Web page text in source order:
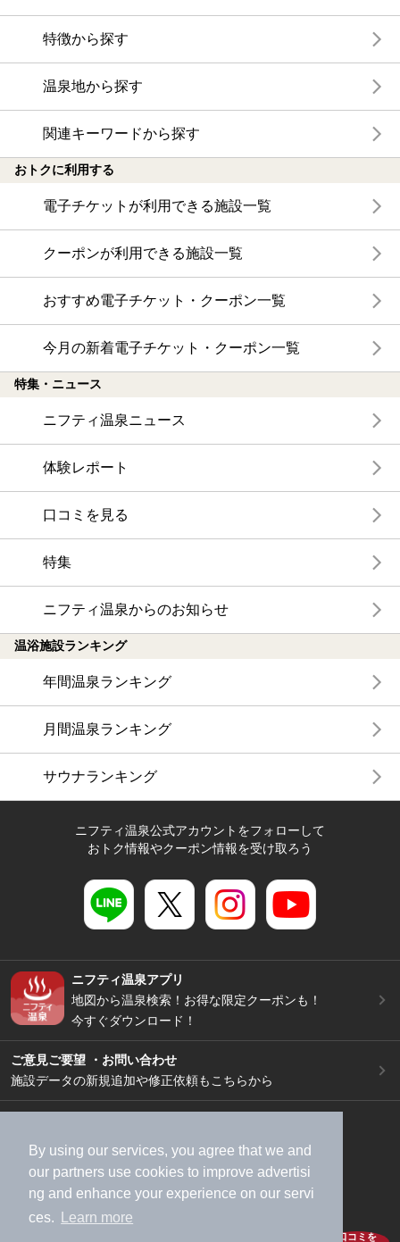
By using our services, you agree that we and
our partners use cookies to improve advertisi
ng and enhance your experience on our servi
ces.
Learn more
口コミを
特徴から探す
温泉地から探す
関連キーワードから探す
おトクに利用する
電子チケットが利用できる施設一覧
クーポンが利用できる施設一覧
おすすめ電子チケット・クーポン一覧
今月の新着電子チケット・クーポン一覧
特集・ニュース
ニフティ温泉ニュース
体験レポート
口コミを見る
特集
ニフティ温泉からのお知らせ
温浴施設ランキング
年間温泉ランキング
月間温泉ランキング
サウナランキング
ニフティ温泉公式アカウントをフォローして
おトク情報やクーポン情報を受け取ろう
ニフティ温泉アプリ
地図から温泉検索！お得な限定クーポンも！
今すぐダウンロード！
ご意見ご要望 ・お問い合わせ
施設データの新規追加や修正依頼もこちらから
加盟店募集（資料請求）
広告出稿のご案内
利用規約
ライフスタイルMEMBERS+規約
特定商取引法に基づく表記
ヘルプ
採用情報
運営会社